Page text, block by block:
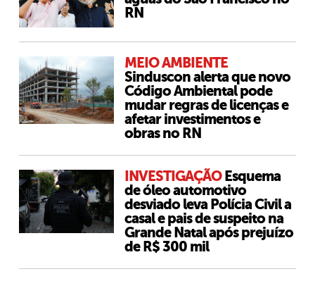
RN
MEIO AMBIENTE
Sinduscon alerta que novo
Código Ambiental pode
mudar regras de licenças e
afetar investimentos e
obras no RN
INVESTIGAÇÃO Esquema
de óleo automotivo
desviado leva Polícia Civil a
casal e pais de suspeito na
Grande Natal após prejuízo
de R$ 300 mil